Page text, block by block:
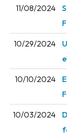
Privacy
11/08/2024
10/29/2024
10/10/2024
10/03/2024